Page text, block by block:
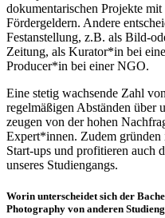
dokumentarischen Projekte
Fördergeldern. Andere
Festanstellung, z.B. als Bild-
Zeitung, als Kurator*in bei
Producer*in bei einer NGO.
Eine stetig wachsende Zahl
regelmäßigen Abständen über
zeugen von der hohen
Expert*innen. Zudem
Start-ups und profitieren auch
unseres Studiengangs.
Worin unterscheidet sich der
Photography von anderen